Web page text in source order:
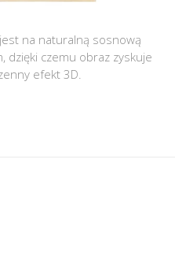
na naturalną sosnową
dzięki czemu obraz zyskuje
efekt 3D.